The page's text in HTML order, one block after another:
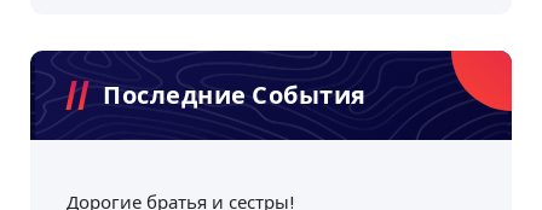
Последние События
Дорогие братья и сестры!